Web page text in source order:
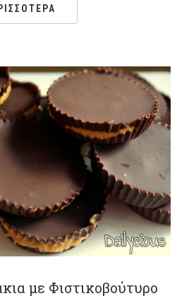
με Φιστικοβούτυρο